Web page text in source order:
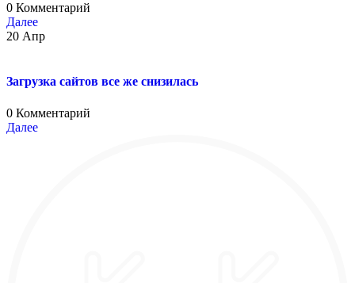
0 Комментарий
Далее
20 Апр
Загрузка сайтов все же снизилась
0 Комментарий
Далее